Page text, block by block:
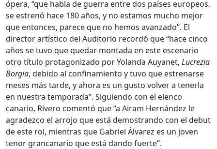
ópera, “que habla de guerra entre dos países europeos,
se estrenó hace 180 años, y no estamos mucho mejor
que entonces, parece que no hemos avanzado”. El
director artístico del Auditorio recordó que “hace cinco
años se tuvo que quedar montada en este escenario
otro título protagonizado por Yolanda Auyanet, Lucrezia
Borgia, debido al confinamiento y tuvo que estrenarse
meses más tarde, y ahora es un gusto volver a tenerla
en nuestra temporada”. Siguiendo con el elenco
canario, Rivero comentó que “a Airam Hernández le
agradezco el arrojo que está demostrando con el debut
de este rol, mientras que Gabriel Álvarez es un joven
tenor grancanario que está dando fuerte”.